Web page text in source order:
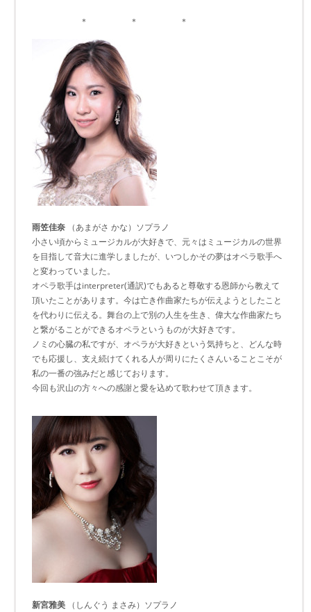
＊ ＊ ＊
雨笠佳奈 （あまがさ かな）ソプラノ
小さい頃からミュージカルが大好きで、元々はミュージカルの世界
を目指して音大に進学しましたが、いつしかその夢はオペラ歌手へ
と変わっていました。
オペラ歌手はinterpreter(通訳)でもあると尊敬する恩師から教えて
頂いたことがあります。今は亡き作曲家たちが伝えようとしたこと
を代わりに伝える。舞台の上で別の人生を生き、偉大な作曲家たち
と繋がることができるオペラというものが大好きです。
ノミの心臓の私ですが、オペラが大好きという気持ちと、どんな時
でも応援し、支え続けてくれる人が周りにたくさんいることこそが
私の一番の強みだと感じております。
今回も沢山の方々への感謝と愛を込めて歌わせて頂きます。
新宮雅美 （しんぐう まさみ）ソプラノ